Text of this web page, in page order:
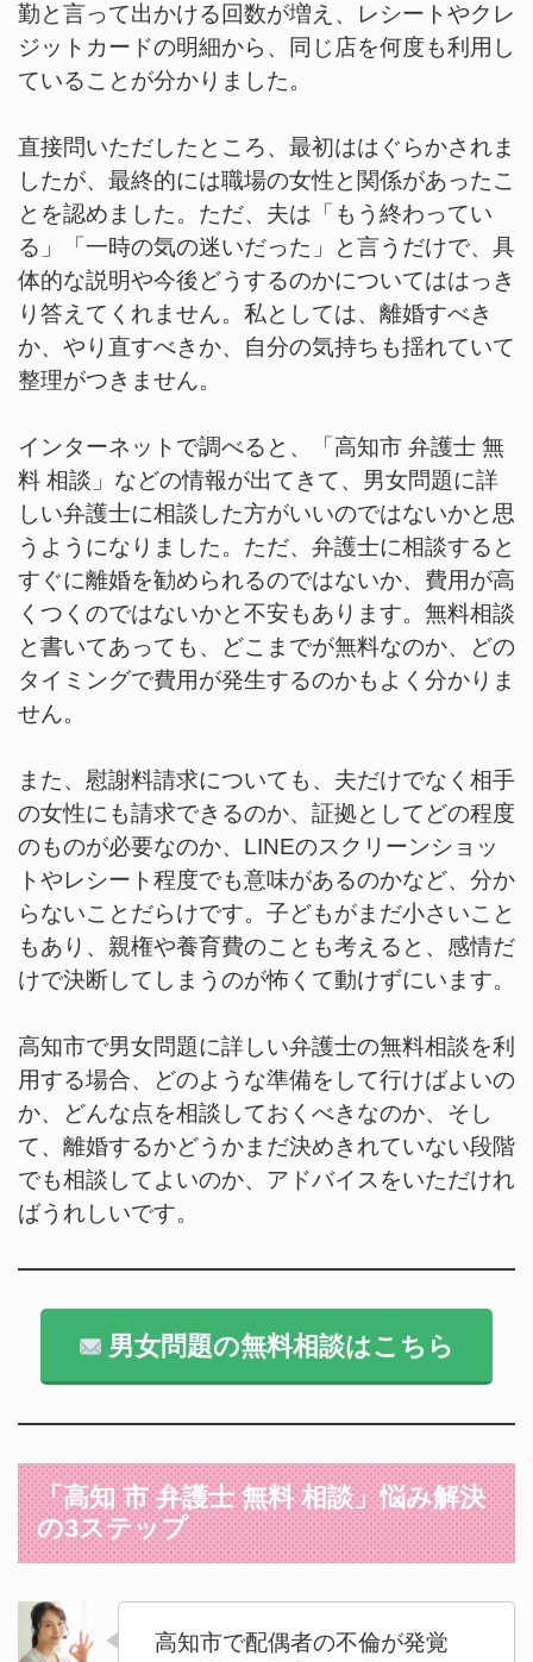
勤と言って出かける回数が増え、レシートやクレ
ジットカードの明細から、同じ店を何度も利用し
ていることが分かりました。
直接問いただしたところ、最初ははぐらかされま
したが、最終的には職場の女性と関係があったこ
とを認めました。ただ、夫は「もう終わってい
る」「一時の気の迷いだった」と言うだけで、具
体的な説明や今後どうするのかについてははっき
り答えてくれません。私としては、離婚すべき
か、やり直すべきか、自分の気持ちも揺れていて
整理がつきません。
インターネットで調べると、「高知市 弁護士 無
料 相談」などの情報が出てきて、男女問題に詳
しい弁護士に相談した方がいいのではないかと思
うようになりました。ただ、弁護士に相談すると
すぐに離婚を勧められるのではないか、費用が高
くつくのではないかと不安もあります。無料相談
と書いてあっても、どこまでが無料なのか、どの
タイミングで費用が発生するのかもよく分かりま
せん。
また、慰謝料請求についても、夫だけでなく相手
の女性にも請求できるのか、証拠としてどの程度
のものが必要なのか、LINEのスクリーンショッ
トやレシート程度でも意味があるのかなど、分か
らないことだらけです。子どもがまだ小さいこと
もあり、親権や養育費のことも考えると、感情だ
けで決断してしまうのが怖くて動けずにいます。
高知市で男女問題に詳しい弁護士の無料相談を利
用する場合、どのような準備をして行けばよいの
か、どんな点を相談しておくべきなのか、そし
て、離婚するかどうかまだ決めきれていない段階
でも相談してよいのか、アドバイスをいただけれ
ばうれしいです。
男女問題の無料相談はこちら
「高知 市 弁護士 無料 相談」悩み解決
の3ステップ
高知市で配偶者の不倫が発覚